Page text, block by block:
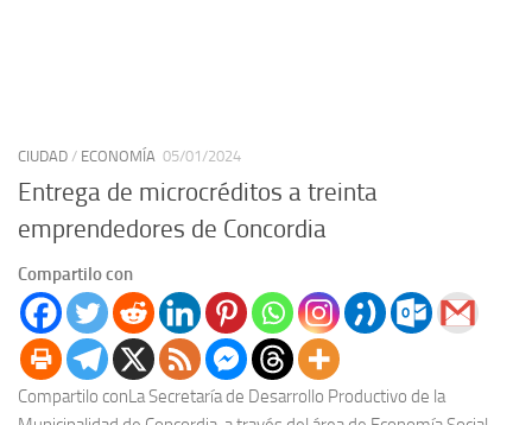
CIUDAD / ECONOMÍA 05/01/2024
Entrega de microcréditos a treinta
emprendedores de Concordia
Compartilo con
Compartilo conLa Secretaría de Desarrollo Productivo de la